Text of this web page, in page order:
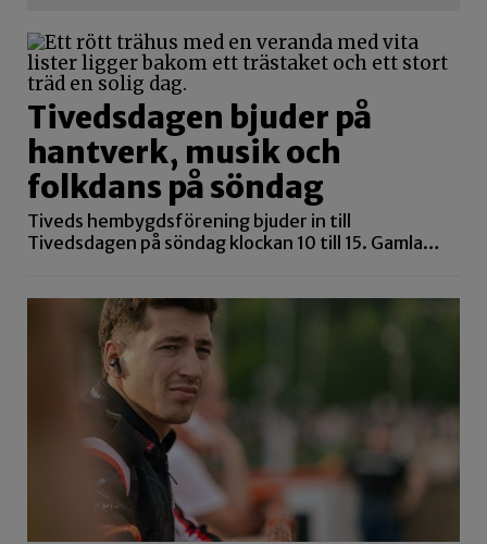
Tivedsdagen bjuder på
hantverk, musik och
folkdans på söndag
Tiveds hembygdsförening bjuder in till
Tivedsdagen på söndag klockan 10 till 15. Gamla…